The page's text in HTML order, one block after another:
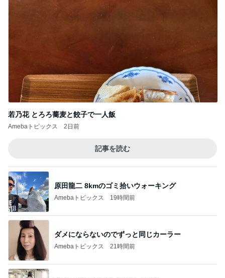
若乃花 とろろ蕎麦と餃子で一人飯
Amebaトピックス 2日前
記事を読む
原田龍二 8kmのゴミ拾いウォーキング
Amebaトピックス 19時間前
ダメにならないのでずっと同じカーラー
Amebaトピックス 21時間前